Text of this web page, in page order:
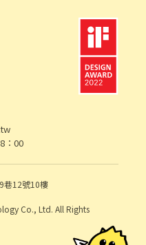
：00
巷12號10樓
Co., Ltd. All Rights